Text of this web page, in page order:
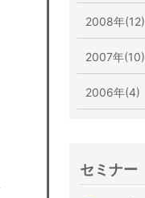
2008年(12)
2007年(10)
2006年(4)
セミナー